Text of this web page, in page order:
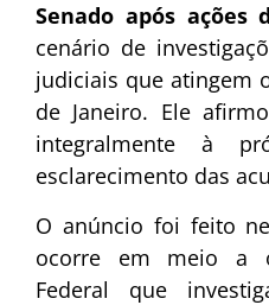
Senado após ações
cenário de
judiciais que atingem
de Janeiro. Ele
integralmente à
esclarecimento das
O anúncio foi feito
ocorre em meio a
Federal que